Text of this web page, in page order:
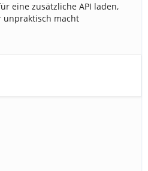
eine zusätzliche API laden,
unpraktisch macht